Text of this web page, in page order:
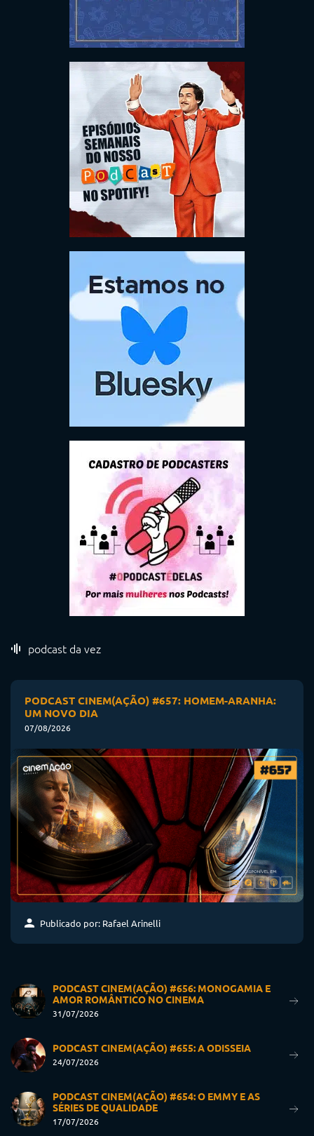
podcast da vez
PODCAST CINEM(AÇÃO) #657: HOMEM-ARANHA:
UM NOVO DIA
07/08/2026
Publicado por: Rafael Arinelli
PODCAST CINEM(AÇÃO) #656: MONOGAMIA E
AMOR ROMÂNTICO NO CINEMA
31/07/2026
PODCAST CINEM(AÇÃO) #655: A ODISSEIA
24/07/2026
PODCAST CINEM(AÇÃO) #654: O EMMY E AS
SÉRIES DE QUALIDADE
17/07/2026